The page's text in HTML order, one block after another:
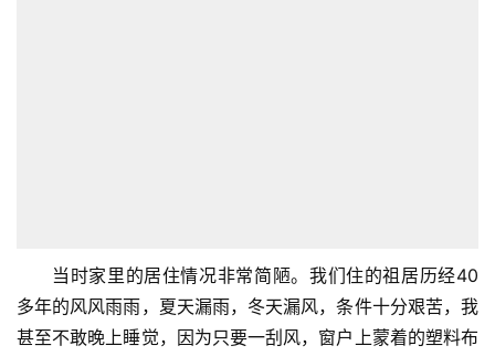
当时家里的居住情况非常简陋。我们住的祖居历经40
多年的风风雨雨，夏天漏雨，冬天漏风，条件十分艰苦，我
甚至不敢晚上睡觉，因为只要一刮风，窗户上蒙着的塑料布